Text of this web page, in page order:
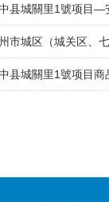
县城關里1號项目—
市城区（城关区、
县城關里1號项目